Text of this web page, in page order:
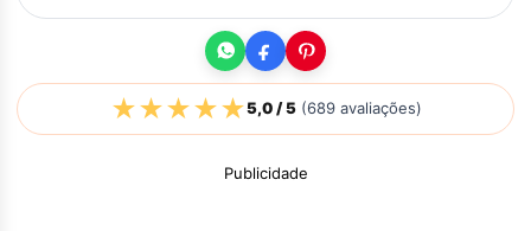
★★★★★5,0/ 5(689avaliações)
Publicidade